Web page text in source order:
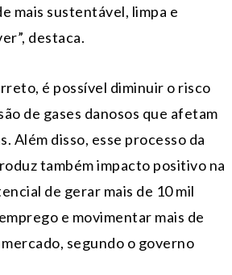
mais sustentável, limpa e
destaca.
é possível diminuir o risco
de gases danosos que afetam
Além disso, esse processo da
também impacto positivo na
de gerar mais de 10 mil
e movimentar mais de
segundo o governo